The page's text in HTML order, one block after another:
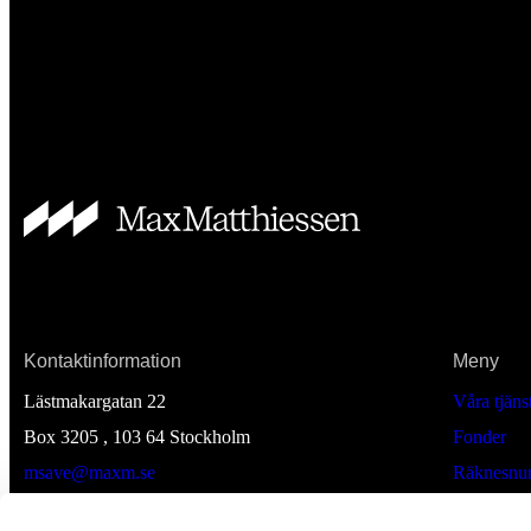
Kontaktinformation
Lästmakargatan 22
Box 3205 , 103 64 Stockholm
msave@maxm.se
Meny
Våra
Fonder